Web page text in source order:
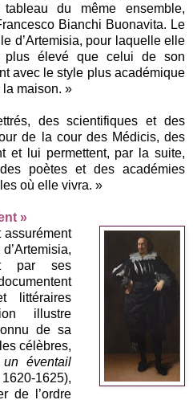
tableau du même ensemble,
Bianchi Buonavita. Le
d’Artemisia, pour laquelle elle
plus élevé que celui de son
avec le style plus académique
maison. »
des scientifiques et des
de la cour des Médicis, des
et lui permettent, par la suite,
poètes et des académies
où elle vivra. »
»
assurément
par ses
littéraires
illustre
de sa
célèbres,
éventail
1625),
de l’ordre